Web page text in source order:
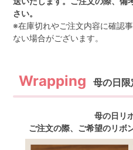
さい。
※在庫切れやご注文内容に確認
ない場合がございます。
母の日
母の日リ
ご注文の際、ご希望のリボ